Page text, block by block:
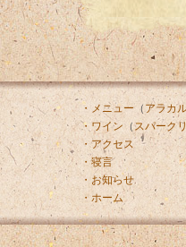
・メニュー（ アラカ
・ワイン （スパーク
・アクセス
・寝言
・お知らせ
・ホーム